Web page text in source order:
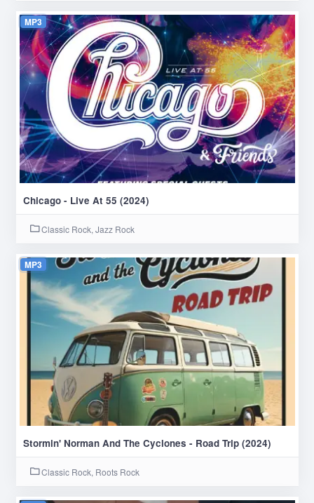
MP3
Chicago - Live At 55 (2024)
Classic Rock, Jazz Rock
MP3
Stormin' Norman And The Cyclones - Road Trip (2024)
Classic Rock, Roots Rock